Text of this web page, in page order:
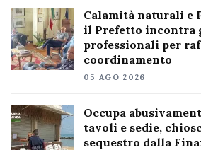
Calamità naturali e
il Prefetto incontra
professionali per
coordinamento
05 AGO 2026
Occupa
tavoli e sedie,
sequestro dalla